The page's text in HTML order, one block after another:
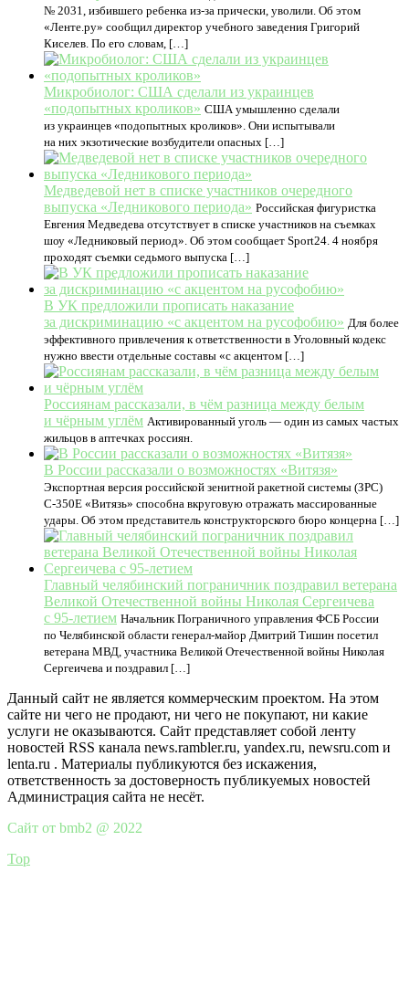
№ 2031, избившего ребенка из-за прически, уволили. Об этом
«Ленте.ру» сообщил директор учебного заведения Григорий
Киселев. По его словам, […]
Микробиолог: США сделали из украинцев
«подопытных кроликов» США умышленно сделали
из украинцев «подопытных кроликов». Они испытывали
на них экзотические возбудители опасных […]
Медведевой нет в списке участников очередного
выпуска «Ледникового периода» Российская фигуристка
Евгения Медведева отсутствует в списке участников на съемках
шоу «Ледниковый период». Об этом сообщает Sport24. 4 ноября
проходят съемки седьмого выпуска […]
В УК предложили прописать наказание
за дискриминацию «с акцентом на русофобию» Для более
эффективного привлечения к ответственности в Уголовный кодекс
нужно ввести отдельные составы «с акцентом […]
Россиянам рассказали, в чём разница между белым
и чёрным углём Активированный уголь — один из самых частых
жильцов в аптечках россиян.
В России рассказали о возможностях «Витязя»
Экспортная версия российской зенитной ракетной системы (ЗРС)
С-350Е «Витязь» способна вкруговую отражать массированные
удары. Об этом представитель конструкторского бюро концерна […]
Главный челябинский пограничник поздравил ветерана
Великой Отечественной войны Николая Сергеичева
с 95-летием Начальник Пограничного управления ФСБ России
по Челябинской области генерал-майор Дмитрий Тишин посетил
ветерана МВД, участника Великой Отечественной войны Николая
Сергеичева и поздравил […]
Данный сайт не является коммерческим проектом. На этом
сайте ни чего не продают, ни чего не покупают, ни какие
услуги не оказываются. Сайт представляет собой ленту
новостей RSS канала news.rambler.ru, yandex.ru, newsru.com и
lenta.ru . Материалы публикуются без искажения,
ответственность за достоверность публикуемых новостей
Администрация сайта не несёт.
Сайт от bmb2 @ 2022
Top